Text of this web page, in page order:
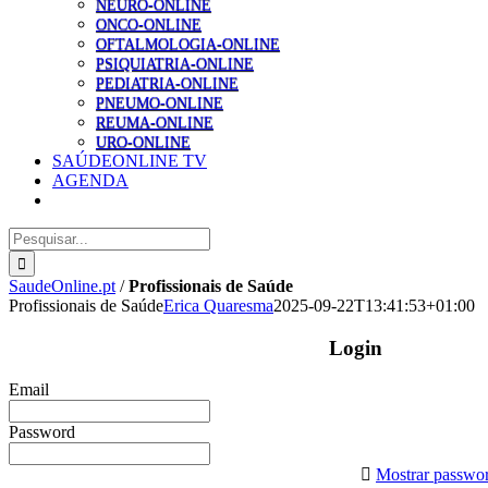
NEURO-ONLINE
ONCO-ONLINE
OFTALMOLOGIA-ONLINE
PSIQUIATRIA-ONLINE
PEDIATRIA-ONLINE
PNEUMO-ONLINE
REUMA-ONLINE
URO-ONLINE
SAÚDEONLINE TV
AGENDA
Pesquisar
SaudeOnline.pt /Profissionais de Saúde
Profissionais de SaúdeErica Quaresma2025-09-22T13:41:53+01:00
Login
Email
Password
Mostrar